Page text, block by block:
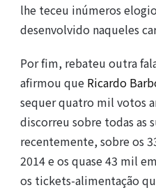
lhe teceu inúmeros
desenvolvido naqueles
Por fim, rebateu outra
afirmou que Ricardo
sequer quatro mil votos
discorreu sobre todas as
recentemente, sobre os
2014 e os quase 43 mil
os tickets-alimentação